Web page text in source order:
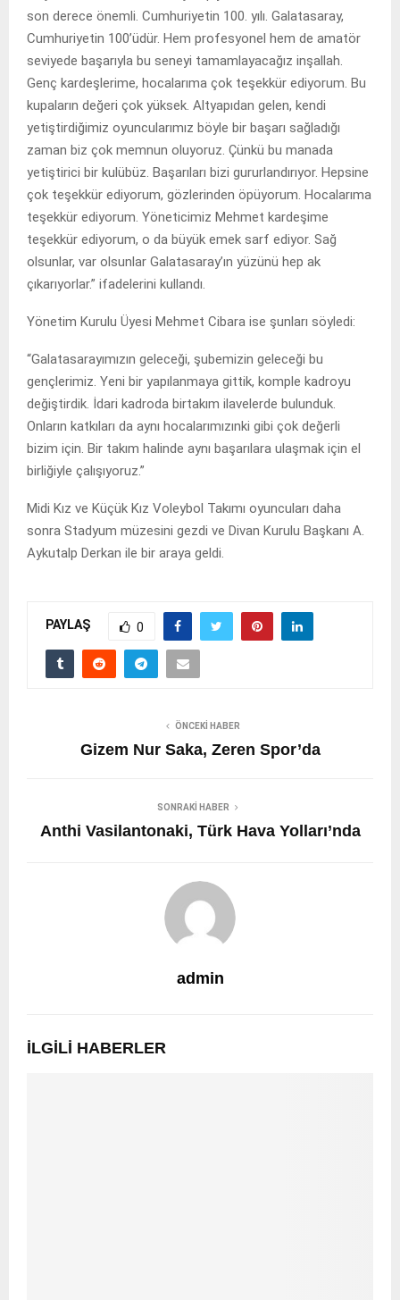
son derece önemli. Cumhuriyetin 100. yılı. Galatasaray,
Cumhuriyetin 100’üdür. Hem profesyonel hem de amatör
seviyede başarıyla bu seneyi tamamlayacağız inşallah.
Genç kardeşlerime, hocalarıma çok teşekkür ediyorum. Bu
kupaların değeri çok yüksek. Altyapıdan gelen, kendi
yetiştirdiğimiz oyuncularımız böyle bir başarı sağladığı
zaman biz çok memnun oluyoruz. Çünkü bu manada
yetiştirici bir kulübüz. Başarıları bizi gururlandırıyor. Hepsine
çok teşekkür ediyorum, gözlerinden öpüyorum. Hocalarıma
teşekkür ediyorum. Yöneticimiz Mehmet kardeşime
teşekkür ediyorum, o da büyük emek sarf ediyor. Sağ
olsunlar, var olsunlar Galatasaray’ın yüzünü hep ak
çıkarıyorlar.” ifadelerini kullandı.
Yönetim Kurulu Üyesi Mehmet Cibara ise şunları söyledi:
“Galatasarayımızın geleceği, şubemizin geleceği bu
gençlerimiz. Yeni bir yapılanmaya gittik, komple kadroyu
değiştirdik. İdari kadroda birtakım ilavelerde bulunduk.
Onların katkıları da aynı hocalarımızınki gibi çok değerli
bizim için. Bir takım halinde aynı başarılara ulaşmak için el
birliğiyle çalışıyoruz.”
Midi Kız ve Küçük Kız Voleybol Takımı oyuncuları daha
sonra Stadyum müzesini gezdi ve Divan Kurulu Başkanı A.
Aykutalp Derkan ile bir araya geldi.
PAYLAŞ 0
ÖNCEKI HABER
Gizem Nur Saka, Zeren Spor’da
SONRAKI HABER
Anthi Vasilantonaki, Türk Hava Yolları’nda
admin
İLGILI HABERLER